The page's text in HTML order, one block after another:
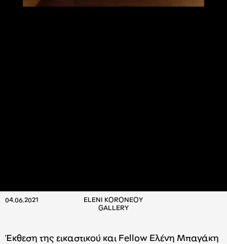
04.06.2021
ELENI KORONEOY
GALLERY
Έκθεση της εικαστικού και Fellow Ελένη Μπαγάκη